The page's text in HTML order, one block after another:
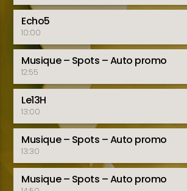
Echo5
10:00
Musique – Spots – Auto promo
12:55
Le13H
13:00
Musique – Spots – Auto promo
13:30
Musique – Spots – Auto promo